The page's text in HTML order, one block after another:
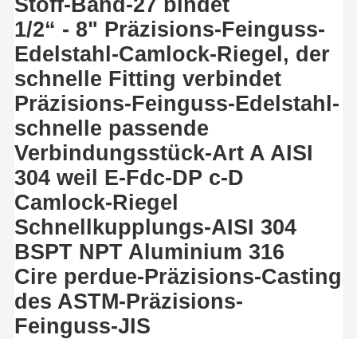
1/2“ - 8" Präzisions-Feinguss-
Edelstahl-Camlock-Riegel, der
schnelle Fitting verbindet
Präzisions-Feinguss-Edelstahl-
schnelle passende
Verbindungsstück-Art A AISI
304 weil E-Fdc-DP c-D
Camlock-Riegel
Schnellkupplungs-AISI 304
BSPT NPT Aluminium 316
Cire perdue-Präzisions-Casting
des ASTM-Präzisions-
Feinguss-JIS